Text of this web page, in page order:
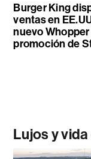
Burger King
ventas en
nuevo Whopper
promoción de
Lujos y